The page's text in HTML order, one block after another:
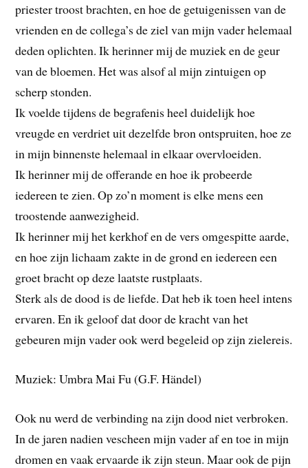
priester troost brachten, en hoe de getuigenissen van de
vrienden en de collega’s de ziel van mijn vader helemaal
deden oplichten. Ik herinner mij de muziek en de geur
van de bloemen. Het was alsof al mijn zintuigen op
scherp stonden.
Ik voelde tijdens de begrafenis heel duidelijk hoe
vreugde en verdriet uit dezelfde bron ontspruiten, hoe ze
in mijn binnenste helemaal in elkaar overvloeiden.
Ik herinner mij de offerande en hoe ik probeerde
iedereen te zien. Op zo’n moment is elke mens een
troostende aanwezigheid.
Ik herinner mij het kerkhof en de vers omgespitte aarde,
en hoe zijn lichaam zakte in de grond en iedereen een
groet bracht op deze laatste rustplaats.
Sterk als de dood is de liefde. Dat heb ik toen heel intens
ervaren. En ik geloof dat door de kracht van het
gebeuren mijn vader ook werd begeleid op zijn zielereis.
Muziek: Umbra Mai Fu (G.F. Händel)
Ook nu werd de verbinding na zijn dood niet verbroken.
In de jaren nadien vescheen mijn vader af en toe in mijn
dromen en vaak ervaarde ik zijn steun. Maar ook de pijn